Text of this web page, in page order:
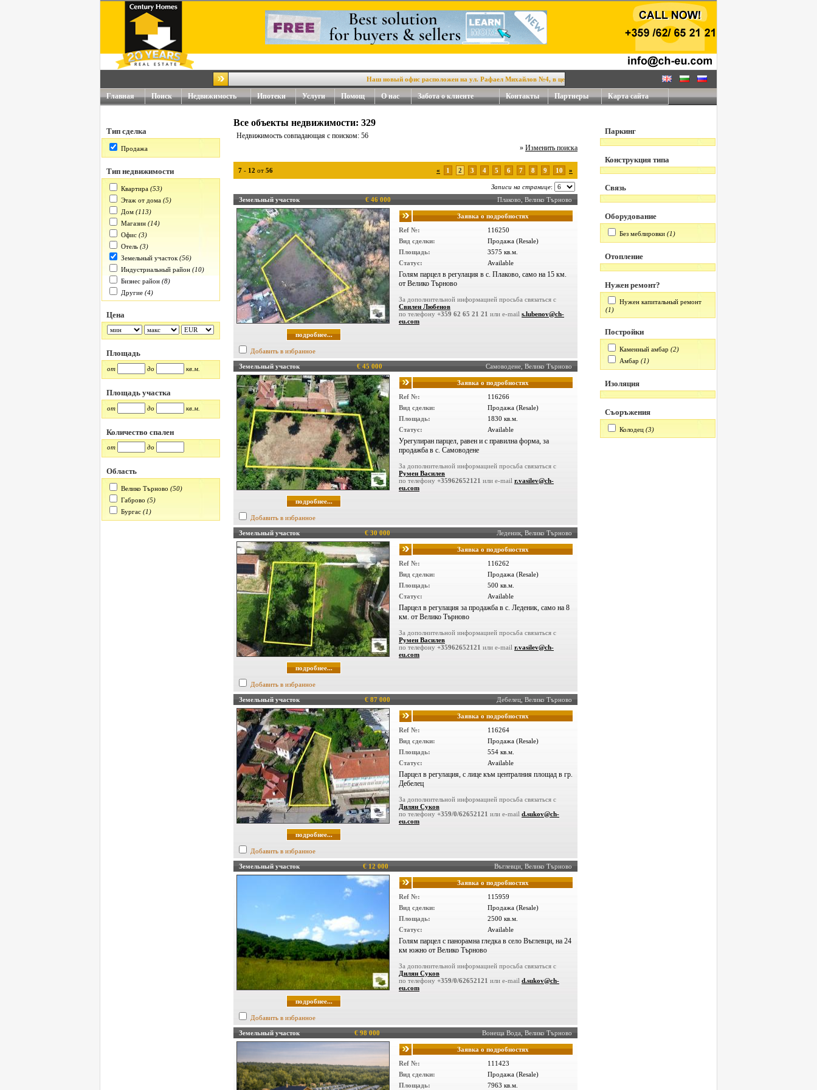
Наш новый офис расположен на ул. Рафаел Михайлов №4, в центре Велико Тырново!
Главная Поиск Недвижимость Ипотеки Услуги Помощ О нас Забота о клиенте Контакты Партнеры Карта сайта
Тип сделка
Продажа
Тип недвижимости
Квартира (53)
Этаж от дома (5)
Дом (113)
Магазин (14)
Офис (3)
Отель (3)
Земельный участок (56)
Индустриальный район (10)
Бизнес район (8)
Другие (4)
Цена
Площадь
от до кв.м.
Площадь участка
от до кв.м.
Количество спален
от до
Область
Велико Търново (50)
Габрово (5)
Бургас (1)
Все объекты недвижимости: 329
Недвижимость совпадающая с поиском: 56
» Изменить поиска
7 - 12 от 56 « 1 2 3 4 5 6 7 8 9 10 »
Записи на странице:
Земельный участок
€ 46 000 Плаково, Велико Търново
Заявка о подробностях
Ref №:
116250
Вид сделки:
Продажа (Resale)
Площадь:
3575 кв.м.
Статус:
Available
Голям парцел в регулация в с. Плаково, само на 15 км.
от Велико Търново
За дополнительной информацией просьба связаться с
Свилен Любенов
по телефону +359 62 65 21 21 или e-mail s.lubenov@ch-
eu.com
подробнее...
Добавить в избранное
Земельный участок € 45 000 Самоводене, Велико Търново
Заявка о подробностях
Ref №:
116266
Вид сделки:
Продажа (Resale)
Площадь:
1830 кв.м.
Статус:
Available
Урегулиран парцел, равен и с правилна форма, за
продажба в с. Самоводене
За дополнительной информацией просьба связаться с
Румен Василев
по телефону +35962652121 или e-mail r.vasilev@ch-
eu.com
подробнее...
Добавить в избранное
Земельный участок € 30 000 Леденик, Велико Търново
Заявка о подробностях
Ref №:
116262
Вид сделки:
Продажа (Resale)
Площадь:
500 кв.м.
Статус:
Available
Парцел в регулация за продажба в с. Леденик, само на 8
км. от Велико Търново
За дополнительной информацией просьба связаться с
Румен Василев
по телефону +35962652121 или e-mail r.vasilev@ch-
eu.com
подробнее...
Добавить в избранное
Земельный участок € 87 000 Дебелец, Велико Търново
Заявка о подробностях
Ref №:
116264
Вид сделки:
Продажа (Resale)
Площадь:
554 кв.м.
Статус:
Available
Парцел в регулация, с лице към централния площад в гр.
Дебелец
За дополнительной информацией просьба связаться с
Дилян Суков
по телефону +359/0/62652121 или e-mail d.sukov@ch-
eu.com
подробнее...
Добавить в избранное
Земельный участок € 12 000 Въглевци, Велико Търново
Заявка о подробностях
Ref №:
115959
Вид сделки:
Продажа (Resale)
Площадь:
2500 кв.м.
Статус:
Available
Голям парцел с панорамна гледка в село Въглевци, на 24
км южно от Велико Търново
За дополнительной информацией просьба связаться с
Дилян Суков
по телефону +359/0/62652121 или e-mail d.sukov@ch-
eu.com
подробнее...
Добавить в избранное
Земельный участок € 98 000 Вонеща Вода, Велико Търново
Заявка о подробностях
Ref №:
111423
Вид сделки:
Продажа (Resale)
Площадь:
7963 кв.м.
Паркинг
Конструкция типа
Связь
Оборудование
Без меблировки (1)
Отопление
Нужен ремонт?
Нужен капитальный ремонт
(1)
Постройки
Каменный амбар (2)
Амбар (1)
Изоляция
Съоръжения
Колодец (3)